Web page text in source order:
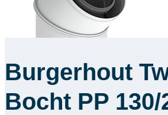
Burgerhout
Bocht PP 130/